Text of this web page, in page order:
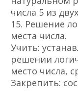
числа 5 из
15. Решение
места числа.
Учить:
решении
место числа,
Закрепить: